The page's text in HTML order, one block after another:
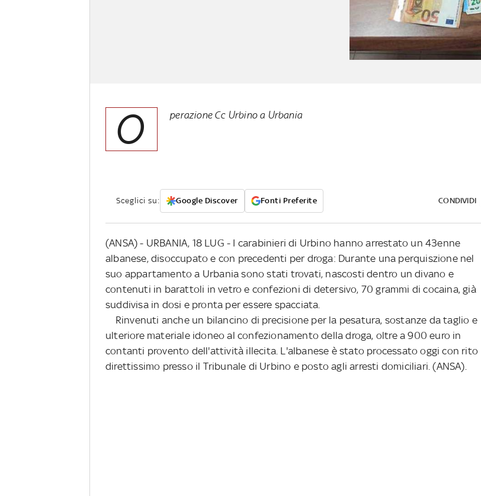
O perazione Cc Urbino a Urbania
Sceglici su: Google Discover Fonti Preferite CONDIVIDI
(ANSA) - URBANIA, 18 LUG - I carabinieri di Urbino hanno arrestato un 43enne
albanese, disoccupato e con precedenti per droga: Durante una perquiszione nel
suo appartamento a Urbania sono stati trovati, nascosti dentro un divano e
contenuti in barattoli in vetro e confezioni di detersivo, 70 grammi di cocaina, già
suddivisa in dosi e pronta per essere spacciata.
Rinvenuti anche un bilancino di precisione per la pesatura, sostanze da taglio e
ulteriore materiale idoneo al confezionamento della droga, oltre a 900 euro in
contanti provento dell'attività illecita. L'albanese è stato processato oggi con rito
direttissimo presso il Tribunale di Urbino e posto agli arresti domiciliari. (ANSA).